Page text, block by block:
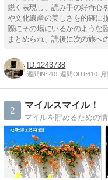
鋭く表現し、読み手の好奇心
や文化遺産の美しさを的確に
際にその場にいるかのような
まとめられ、読後に次の旅へ
1243738
週間IN:210 週間OUT:410
2
マイルスマイル！